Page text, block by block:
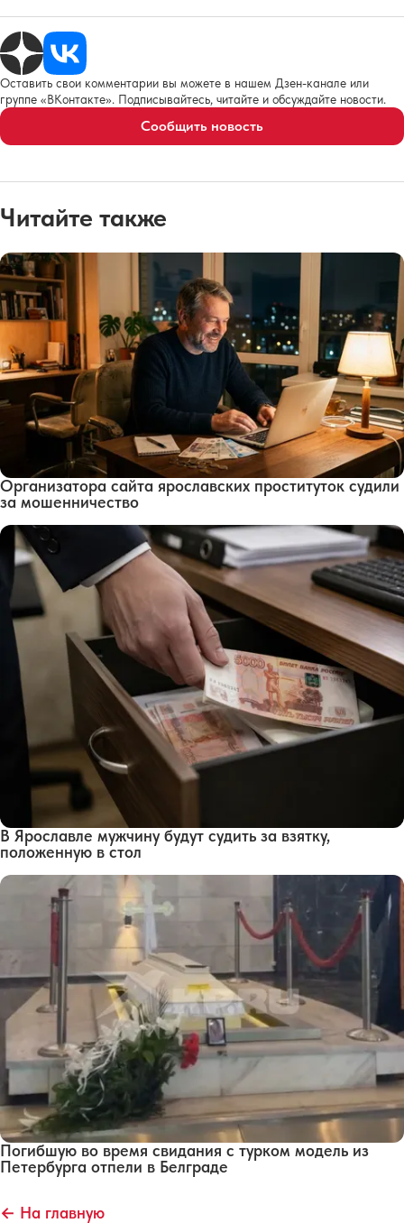
Оставить свои комментарии вы можете в нашем Дзен-канале или
группе «ВКонтакте». Подписывайтесь, читайте и обсуждайте новости.
Сообщить новость
Читайте также
Организатора сайта ярославских проституток судили
за мошенничество
В Ярославле мужчину будут судить за взятку,
положенную в стол
Погибшую во время свидания с турком модель из
Петербурга отпели в Белграде
← На главную